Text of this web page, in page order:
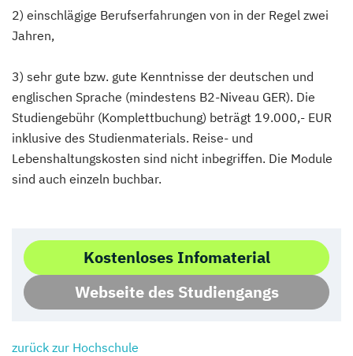
2) einschlägige Berufserfahrungen von in der Regel zwei
Jahren,
3) sehr gute bzw. gute Kenntnisse der deutschen und
englischen Sprache (mindestens B2-Niveau GER). Die
Studiengebühr (Komplettbuchung) beträgt 19.000,- EUR
inklusive des Studienmaterials. Reise- und
Lebenshaltungskosten sind nicht inbegriffen. Die Module
sind auch einzeln buchbar.
Kostenloses Infomaterial
Webseite des Studiengangs
zurück zur Hochschule